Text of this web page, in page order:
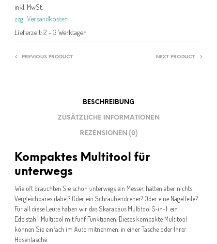
inkl. MwSt.
zzgl. Versandkosten
Lieferzeit: 2 – 3 Werktagen
PREVIOUS PRODUCT NEXT PRODUCT
BESCHREIBUNG
ZUSÄTZLICHE INFORMATIONEN
REZENSIONEN (0)
Kompaktes Multitool für
unterwegs
Wie oft brauchten Sie schon unterwegs ein Messer, hatten aber nichts
Vergleichbares dabei? Oder ein Schraubendreher? Oder eine Nagelfeile?
Für all diese Leute haben wir das Skarabäus Multitool 5-in-1: ein
Edelstahl-Multitool mit fünf Funktionen. Dieses kompakte Multitool
können Sie einfach im Auto mitnehmen, in einer Tasche oder Ihrer
Hosentasche.